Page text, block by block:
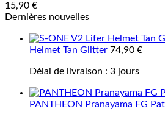
15,90 €
Dernières nouvelles
Helmet Tan Glitter 74,90 €
Délai de livraison : 3 jours
PANTHEON Pranayama FG